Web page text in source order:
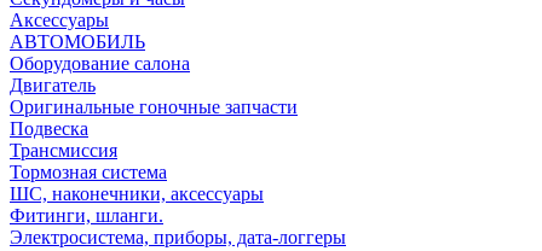
Аксессуары
АВТОМОБИЛЬ
Оборудование салона
Двигатель
Оригинальные гоночные запчасти
Подвеска
Трансмиссия
Тормозная система
ШС, наконечники, аксессуары
Фитинги, шланги.
Электросистема, приборы, дата-логгеры